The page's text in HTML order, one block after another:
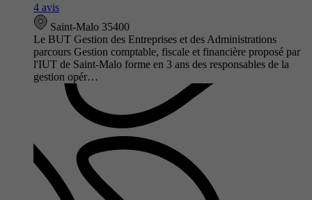
4 avis
Saint-Malo 35400
Le BUT Gestion des Entreprises et des Administrations
parcours Gestion comptable, fiscale et financière proposé par
l'IUT de Saint-Malo forme en 3 ans des responsables de la
gestion opér…